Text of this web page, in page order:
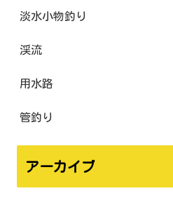
淡水小物釣り
渓流
用水路
管釣り
アーカイブ